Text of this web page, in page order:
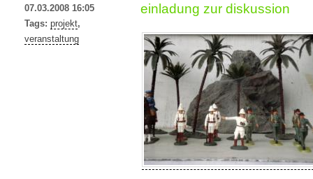
07.03.2008 16:05
Tags: projekt,
veranstaltung
einladung zur diskussion